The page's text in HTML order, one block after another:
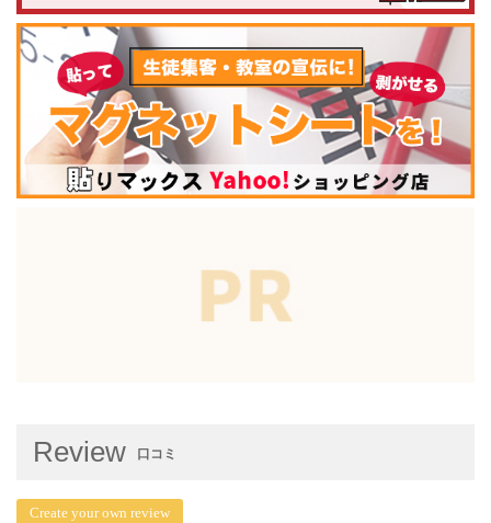
Review 口コミ
Create your own review